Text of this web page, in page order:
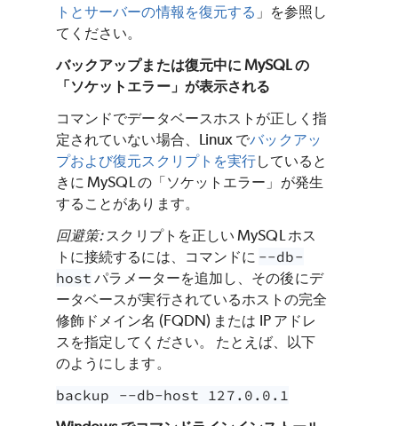
トとサーバーの情報を復元する 」を参照し
てください。
バックアップまたは復元中に MySQL の
「ソケットエラー」が表示される
コマンドでデータベースホストが正しく指
定されていない場合、Linux でバックアッ
プおよび復元スクリプトを実行していると
きに MySQL の「ソケットエラー」が発生
することがあります。
回避策:スクリプトを正しい MySQL ホス
トに接続するには、コマンドに --db-
host パラメーターを追加し、その後にデ
ータベースが実行されているホストの完全
修飾ドメイン名 (FQDN) または IP アドレ
スを指定してください。 たとえば、以下
のようにします。
backup --db-host 127.0.0.1